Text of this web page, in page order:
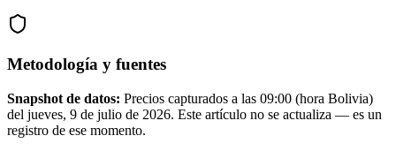
Metodología y fuentes
Snapshot de datos: Precios capturados a las 09:00 (hora Bolivia)
del jueves, 9 de julio de 2026. Este artículo no se actualiza — es un
registro de ese momento.